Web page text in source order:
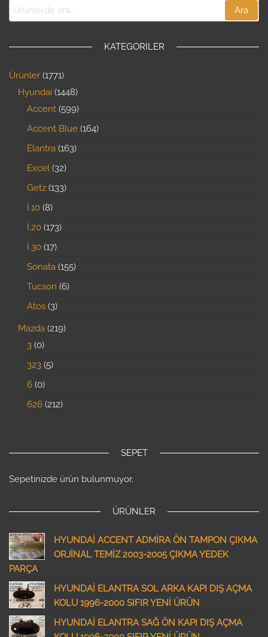
Ara
KATEGORILER
Ürünler 1771
Hyundai 1448
Accent 599
Accent Blue 164
Elantra 163
Excel 32
Getz 133
İ.10 8
İ.20 173
İ.30 17
Sonata 155
Tucson 6
Atos 3
Mazda 219
3 0
323 5
6 0
626 212
SEPET
Sepetinizde ürün bulunmuyor.
ÜRÜNLER
HYUNDAİ ACCENT ADMİRA ÖN TAMPON ÇIKMA
ORJİNAL TEMİZ 2003-2005 ÇIKMA YEDEK
PARÇA
HYUNDAİ ELANTRA SOL ARKA KAPI DIŞ AÇMA
KOLU 1996-2000 SIFIR YENİ ÜRÜN
HYUNDAİ ELANTRA SAĞ ÖN KAPI DIŞ AÇMA